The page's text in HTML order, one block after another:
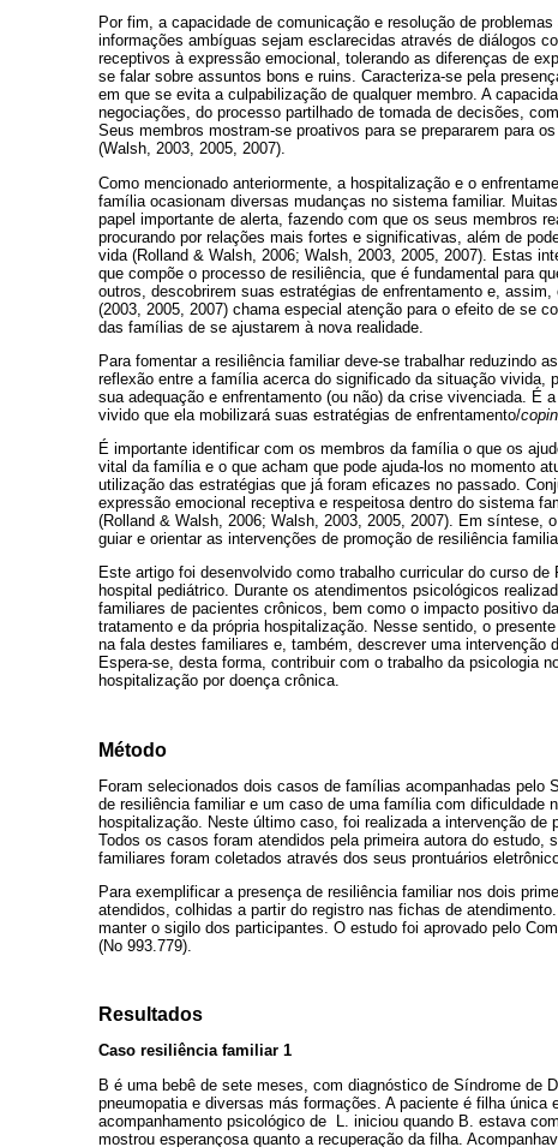
Por fim, a capacidade de comunicação e resolução de
informações ambíguas sejam esclarecidas através de diálogos
receptivos à expressão emocional, tolerando as diferenças de
se falar sobre assuntos bons e ruins. Caracteriza-se pela
em que se evita a culpabilização de qualquer membro. A
negociações, do processo partilhado de tomada de decisões,
Seus membros mostram-se proativos para se prepararem para
(Walsh, 2003, 2005, 2007).
Como mencionado anteriormente, a hospitalização e o
família ocasionam diversas mudanças no sistema familiar.
papel importante de alerta, fazendo com que os seus membros
procurando por relações mais fortes e significativas, além de
vida (Rolland & Walsh, 2006; Walsh, 2003, 2005, 2007). Estas
que compõe o processo de resiliência, que é fundamental para
outros, descobrirem suas estratégias de enfrentamento e,
(2003, 2005, 2007) chama especial atenção para o efeito de se
das famílias de se ajustarem à nova realidade.
Para fomentar a resiliência familiar deve-se trabalhar reduzindo
reflexão entre a família acerca do significado da situação
sua adequação e enfrentamento (ou não) da crise vivenciada. É
vivido que ela mobilizará suas estratégias de enfrentamento/
É importante identificar com os membros da família o que os
vital da família e o que acham que pode ajuda-los no momento
utilização das estratégias que já foram eficazes no passado.
expressão emocional receptiva e respeitosa dentro do sistema
(Rolland & Walsh, 2006; Walsh, 2003, 2005, 2007). Em síntese,
guiar e orientar as intervenções de promoção de resiliência
Este artigo foi desenvolvido como trabalho curricular do curso
hospital pediátrico. Durante os atendimentos psicológicos
familiares de pacientes crônicos, bem como o impacto positivo
tratamento e da própria hospitalização. Nesse sentido, o
na fala destes familiares e, também, descrever uma intervenção
Espera-se, desta forma, contribuir com o trabalho da psicologia
hospitalização por doença crônica.
Método
Foram selecionados dois casos de famílias acompanhadas
de resiliência familiar e um caso de uma família com dificuldade
hospitalização. Neste último caso, foi realizada a intervenção de
Todos os casos foram atendidos pela primeira autora do
familiares foram coletados através dos seus prontuários
Para exemplificar a presença de resiliência familiar nos dois
atendidos, colhidas a partir do registro nas fichas de
manter o sigilo dos participantes. O estudo foi aprovado pelo
(No 993.779).
Resultados
Caso resiliência familiar 1
B é uma bebê de sete meses, com diagnóstico de Síndrome de
pneumopatia e diversas más formações. A paciente é filha
acompanhamento psicológico de L. iniciou quando B. estava
mostrou esperançosa quanto a recuperação da filha.